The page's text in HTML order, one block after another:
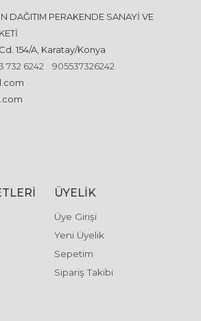
DAĞITIM PERAKENDE SANAYİ VE
154/A, Karatay/Konya
732 6242
905537326242
ÜYELIK
Üye Girişi
Yeni Üyelik
Sepetim
Sipariş Takibi